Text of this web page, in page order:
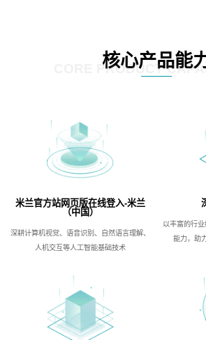
核心产品能
CORE PRODUCT
米兰官方站网页版在线登入-米兰
（中国）
深耕计算机视觉、语音识别、自然语言理解、
人机交互等人工智能基础技术
以丰富的行
能力，助